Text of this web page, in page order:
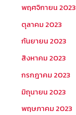
พฤศจิกายน 2023
ตุลาคม 2023
กันยายน 2023
สิงหาคม 2023
กรกฎาคม 2023
มิถุนายน 2023
พฤษภาคม 2023